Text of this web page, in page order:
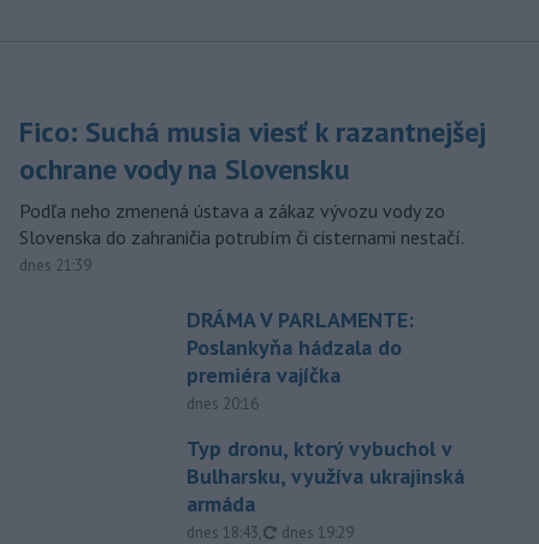
Fico: Suchá musia viesť k razantnejšej
ochrane vody na Slovensku
Podľa neho zmenená ústava a zákaz vývozu vody zo
Slovenska do zahraničia potrubím či cisternami nestačí.
dnes 21:39
DRÁMA V PARLAMENTE:
Poslankyňa hádzala do
premiéra vajíčka
dnes 20:16
Typ dronu, ktorý vybuchol v
Bulharsku, využíva ukrajinská
armáda
dnes 18:43, aktualizované
dnes 19:29